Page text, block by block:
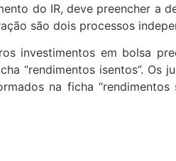
do IR, deve preencher a
são dois processos
investimentos em bolsa
“rendimentos isentos”. Os
na ficha “rendimentos